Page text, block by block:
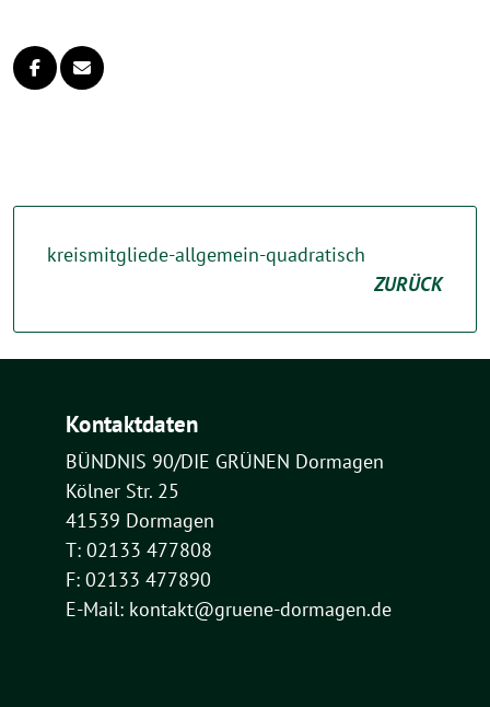
kreismitgliede-allgemein-quadratisch
ZURÜCK
Kontaktdaten
BÜNDNIS 90/DIE GRÜNEN Dormagen
Kölner Str. 25
41539 Dormagen
T: 02133 477808
F: 02133 477890
E-Mail: kontakt@gruene-dormagen.de